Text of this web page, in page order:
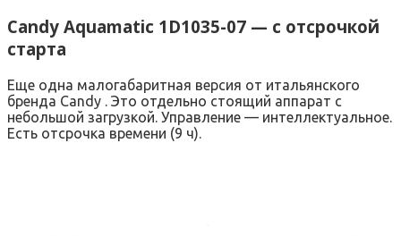
Candy Aquamatic 1D1035-07 — с отсрочкой
старта
Еще одна малогабаритная версия от итальянского
бренда Candy . Это отдельно стоящий аппарат с
небольшой загрузкой. Управление — интеллектуальное.
Есть отсрочка времени (9 ч).